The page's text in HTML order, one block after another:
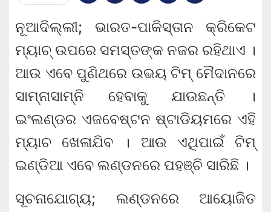
ନୂଆଦିଲ୍ଲୀ; ଭାରତ-ପାକିସ୍ତାନ କ୍ରିକେଟ
ମ୍ୟାଚ୍ ଉପରେ ସମସ୍ତଙ୍କ ନଜର ରହିଥାଏ ।
ଆଉ ଏବେ ପୁଣିଥରେ ଉଭୟ ଟିମ୍ ମୈଦାନରେ
ସାମ୍ନାସାମ୍ନି ହେବାକୁ ଯାଉଛନ୍ତି ।
ଇଂଲଣ୍ଡର ଏଜବେଷ୍ଟନ ଷ୍ଟାଡିୟମରେ ଏହି
ମ୍ୟାଚ ଖେଳାଯିବ । ଆଉ ଏଥିପାଇଁ ଟିମ୍
ଇଣ୍ଡିଆ ଏବେ ଲଣ୍ଡନରେ ପହଞ୍ଚି ସାରିଛି ।
ସୂଚନାଯୋଗ୍ୟ; ଲଣ୍ଡନରେ ଆୟୋଜିତ